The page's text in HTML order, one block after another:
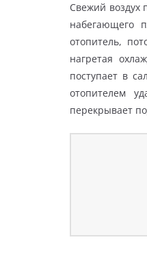
Свежий воздух
набегающего
отопитель,
нагретая
поступает в
отопителем
перекрывает